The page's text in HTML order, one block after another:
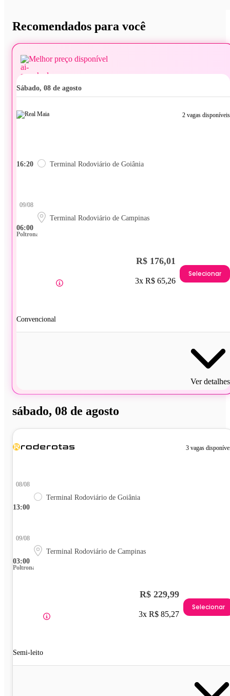
Recomendados para você
Melhor preço disponível
sábado, 08 de agosto
2 vagas disponíveis
16:20 Terminal Rodoviário de Goiânia
06:00
09/08
Terminal Rodoviário de Campinas
Poltrona
Convencional
R$ 176,01
3x R$ 65,26
Selecionar
Ver detalhes
sábado, 08 de agosto
3 vagas
13:00
08/08
Terminal Rodoviário de Goiânia
03:00
09/08
Terminal Rodoviário de Campinas
Poltrona
Semi-leito
R$ 229,99
3x R$ 85,27
Selecionar